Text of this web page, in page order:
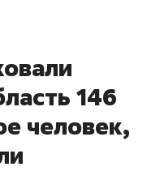
146
человек,